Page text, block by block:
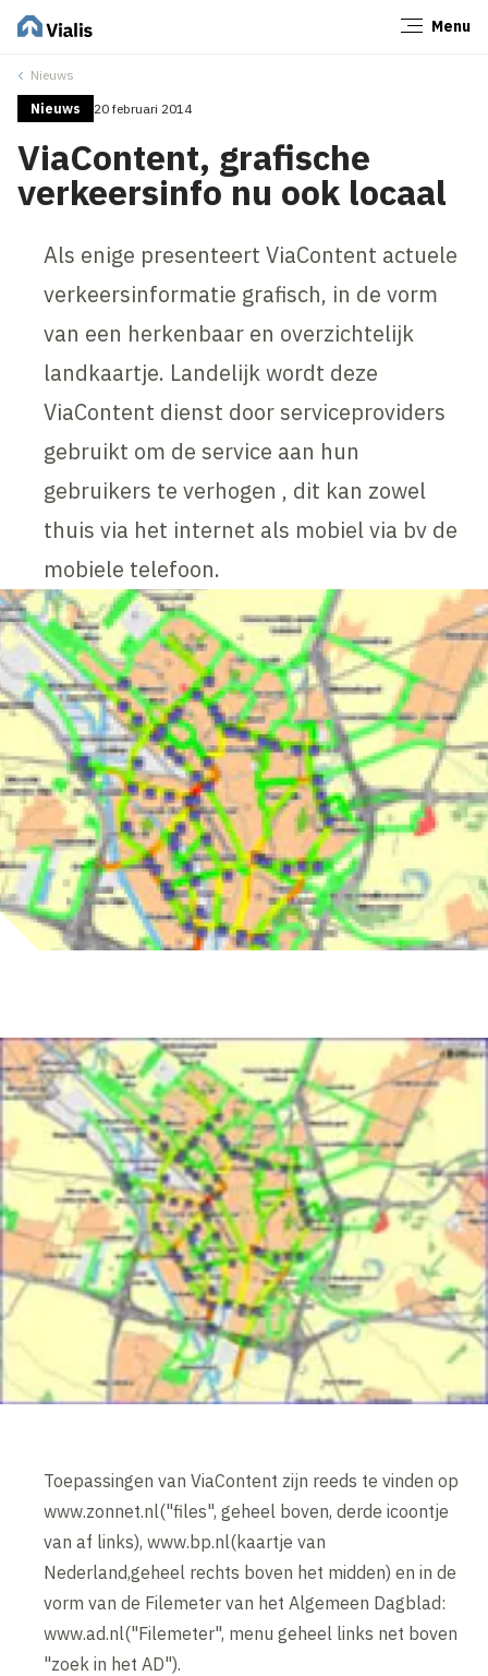
Menu
Nieuws
Nieuws 20 februari 2014
ViaContent, grafische
verkeersinfo nu ook locaal
Als enige presenteert ViaContent actuele
verkeersinformatie grafisch, in de vorm
van een herkenbaar en overzichtelijk
landkaartje. Landelijk wordt deze
ViaContent dienst door serviceproviders
gebruikt om de service aan hun
gebruikers te verhogen , dit kan zowel
thuis via het internet als mobiel via bv de
mobiele telefoon.
Toepassingen van ViaContent zijn reeds te vinden op
www.zonnet.nl("files", geheel boven, derde icoontje
van af links), www.bp.nl(kaartje van
Nederland,geheel rechts boven het midden) en in de
vorm van de Filemeter van het Algemeen Dagblad:
www.ad.nl("Filemeter", menu geheel links net boven
"zoek in het AD").
Sluiten